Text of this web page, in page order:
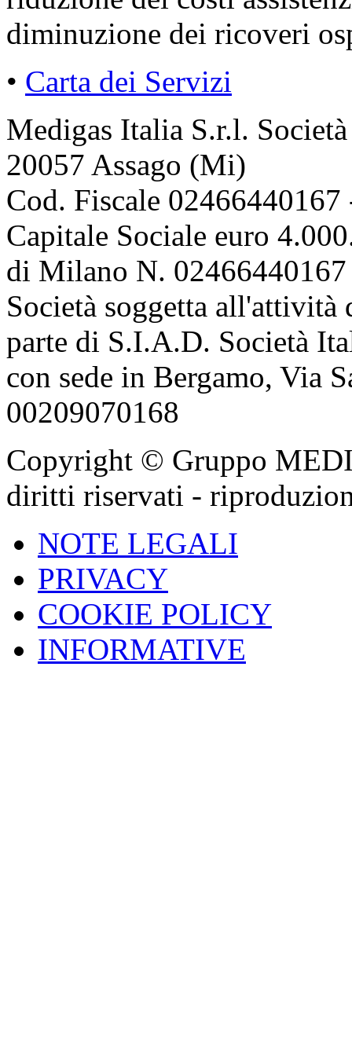
diminuzione dei ricoveri
• Carta dei Servizi
Medigas Italia S.r.l.
20057 Assago (Mi)
Cod. Fiscale
Capitale Sociale euro
di Milano N.
Società soggetta
parte di S.I.A.D. Società
con sede in Bergamo, Via
00209070168
Copyright © Gruppo
diritti riservati -
NOTE LEGALI
PRIVACY
COOKIE POLICY
INFORMATIVE